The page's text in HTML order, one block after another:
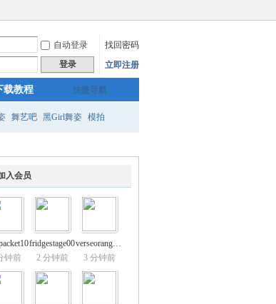
自动登录
找回密码
登录 立即注册
快捷导航
载教程
舞艺吧 黑Girl舞姿 模拍
入会员
钟前
fridgestage00
2 分钟前
verseorange78
3 分钟前